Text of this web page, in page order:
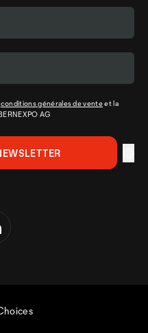
conditions générales de venteet la
AG